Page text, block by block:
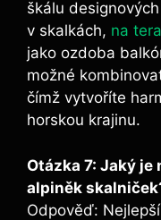
škálu
v skalkách, na
jako ozdoba
možné
čímž vytvoříte
horskou krajinu.
Otázka 7: Jaký je
alpiněk
Odpověď: